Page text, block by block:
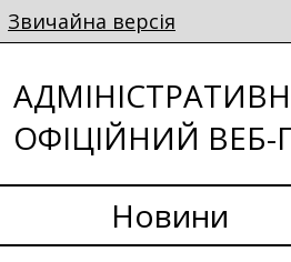
Звичайна версія
ОФІЦІЙНИЙ
Новини